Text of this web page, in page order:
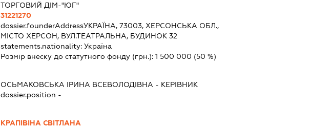
ТОРГОВИЙ ДІМ-"ЮГ"
31221270
dossier.founderAddressУКРАЇНА, 73003, ХЕРСОНСЬКА ОБЛ.,
МІСТО ХЕРСОН, ВУЛ.ТЕАТРАЛЬНА, БУДИНОК 32
statements.nationality: Україна
Розмір внеску до статутного фонду (грн.): 1 500 000 (50 %)
ОСЬМАКОВСЬКА ІРИНА ВСЕВОЛОДІВНА - КЕРІВНИК
dossier.position -
КРАПІВІНА СВІТЛАНА